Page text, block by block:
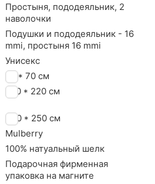
Простыня, пододеяльник, 2
наволочки
Подушки и пододеяльник - 16
mmi, простыня 16 mmi
Унисекс
50 * 70 см
200 * 220 см
230 * 250 см
Mulberry
100% натуальный шелк
Подарочная фирменная
упаковка на магните